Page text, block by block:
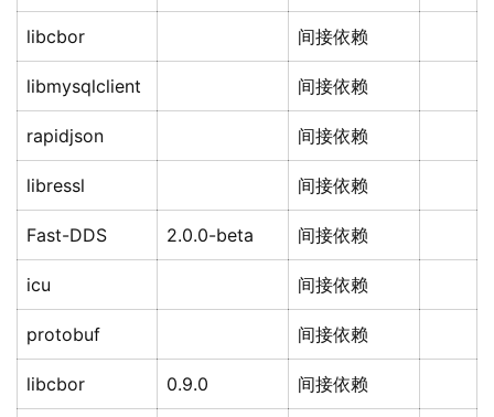
libcbor 间接依赖
libmysqlclient 间接依赖
rapidjson 间接依赖
libressl 间接依赖
Fast-DDS 2.0.0-beta 间接依赖
icu 间接依赖
protobuf 间接依赖
libcbor 0.9.0 间接依赖